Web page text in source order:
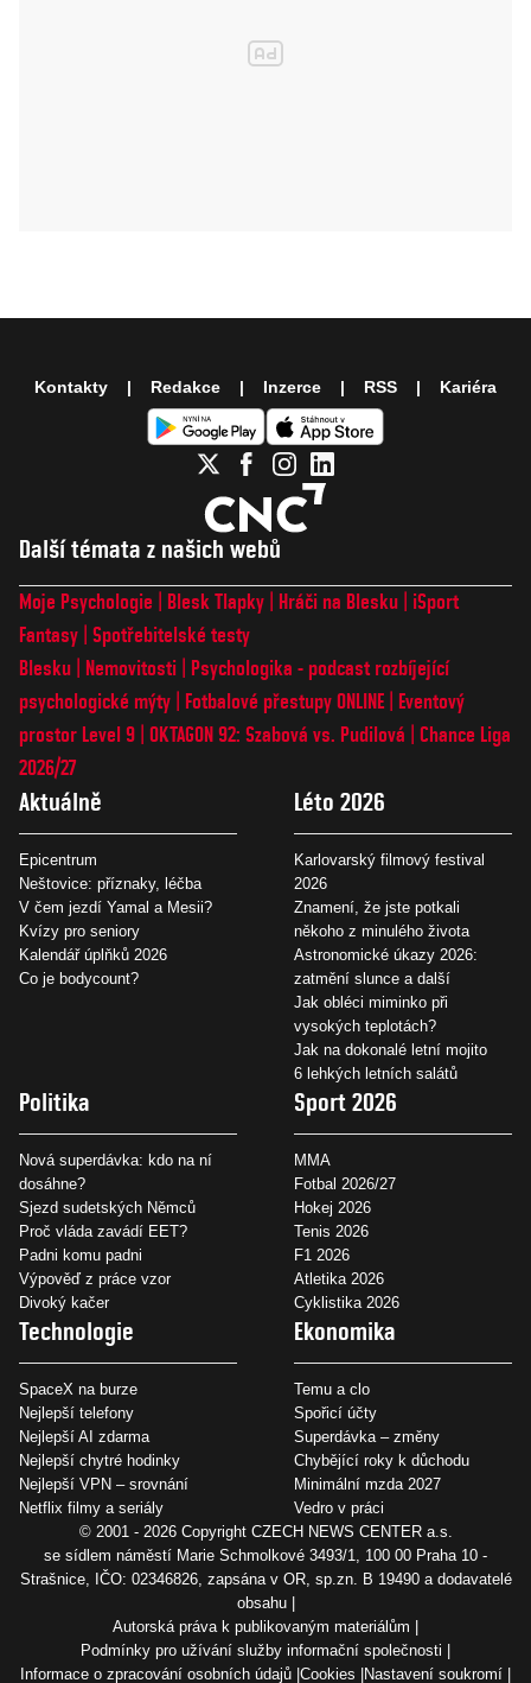
Další témata z našich webů
Moje Psychologie Blesk Tlapky Hráči na Blesku
iSport
Fantasy Spotřebitelské testy
Blesku
Nemovitosti
Psychologika - podcast rozbíjející
psychologické mýty
Fotbalové přestupy ONLINE
Eventový
prostor Level 9 OKTAGON 92: Szabová vs. Pudilová
Chance Liga
2026/27
Aktuálně
Epicentrum
Neštovice: příznaky, léčba
V čem jezdí Yamal a Mesii?
Kvízy pro seniory
Kalendář úplňků 2026
Co je bodycount?
Léto 2026
Karlovarský filmový festival
2026
Znamení, že jste potkali
někoho z minulého života
Astronomické úkazy 2026:
zatmění slunce a další
Jak obléci miminko při
vysokých teplotách?
Jak na dokonalé letní mojito
6 lehkých letních salátů
Politika
Nová superdávka: kdo na ní
dosáhne?
Sjezd sudetských Němců
Proč vláda zavádí EET?
Padni komu padni
Výpověď z práce vzor
Divoký kačer
Sport 2026
MMA
Fotbal 2026/27
Hokej 2026
Tenis 2026
F1 2026
Atletika 2026
Cyklistika 2026
Technologie
SpaceX na burze
Nejlepší telefony
Nejlepší AI zdarma
Nejlepší chytré hodinky
Nejlepší VPN – srovnání
Netflix filmy a seriály
Ekonomika
Temu a clo
Spořicí účty
Superdávka – změny
Chybějící roky k důchodu
Minimální mzda 2027
Vedro v práci
Kontakty Redakce Inzerce RSS Kariéra
© 2001 - 2026 Copyright CZECH NEWS CENTER a.s.
se sídlem náměstí Marie Schmolkové 3493/1, 100 00 Praha 10 -
Strašnice, IČO: 02346826, zapsána v OR, sp.zn. B 19490 a dodavatelé
obsahu
Autorská práva k publikovaným materiálům
Podmínky pro užívání služby informační společnosti
Informace o zpracování osobních údajů Cookies Nastavení soukromí